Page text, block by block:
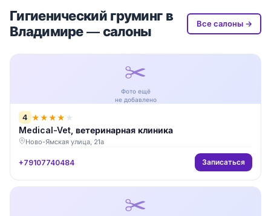
Гигиенический груминг в
Владимире — салоны
Все салоны →
✂️
Фото ещё
не добавлено
4 ★★★★ ★
Medical-Vet, ветеринарная клиника
Ново-Ямская улица, 21а
+79107740484 Записаться
✂️